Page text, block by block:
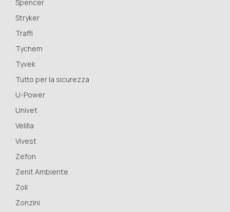
Spencer
Stryker
Traffi
Tychem
Tyvek
Tutto per la sicurezza
U-Power
Univet
Velilla
Vivest
Zefon
Zenit Ambiente
Zoll
Zonzini